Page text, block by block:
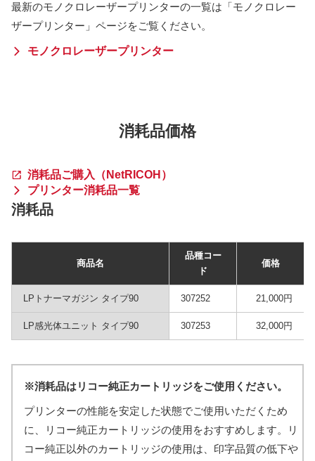
最新のモノクロレーザープリンターの一覧は「モノクロレー
ザープリンター」ページをご覧ください。
モノクロレーザープリンター
消耗品価格
消耗品ご購入（NetRICOH）
プリンター消耗品一覧
消耗品
商品名
品種コー
ド
価格
LPトナーマガジン タイプ90 307252 21,000円
LP感光体ユニット タイプ90 307253 32,000円
※消耗品はリコー純正カートリッジをご使用ください。
プリンターの性能を安定した状態でご使用いただくため
に、リコー純正カートリッジの使用をおすすめします。リ
コー純正以外のカートリッジの使用は、印字品質の低下や